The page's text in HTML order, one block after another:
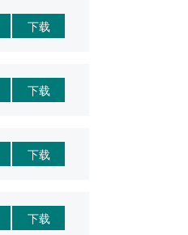
下载
下载
下载
下载